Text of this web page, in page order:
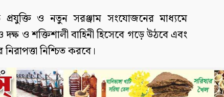
ও নতুন সরঞ্জাম সংযোজনের মাধ্যমে
ও শক্তিশালী বাহিনী হিসেবে গড়ে উঠবে এবং
নিশ্চিত করবে।